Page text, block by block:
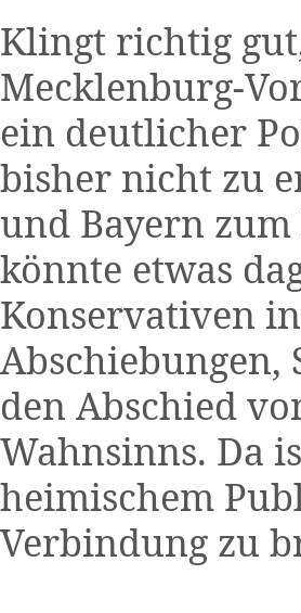
Klingt richtig
Mecklenburg-
ein deutlicher
bisher nicht zu
und Bayern
könnte etwas
Konservativen
den Abschied
Wahnsinns. Da
heimischem
Verbindung zu